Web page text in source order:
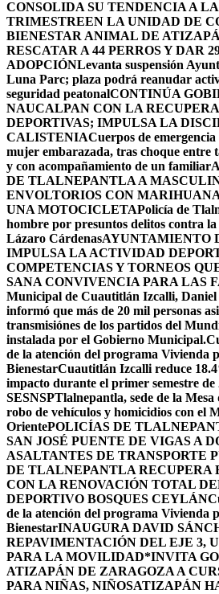
CONSOLIDA SU TENDENCIA A
TRIMESTREEN LA UNIDAD DE
BIENESTAR ANIMAL DE
RESCATAR A 44 PERROS Y DAR
ADOPCIÓNLevanta suspensión
Luna Parc; plaza podrá reanudar
seguridad peatonalCONTINÚA
NAUCALPAN CON LA
DEPORTIVAS; IMPULSA LA
CALISTENIACuerpos de
mujer embarazada, tras choque entre
y con acompañamiento de un familiar
DE TLALNEPANTLA A
ENVOLTORIOS CON
UNA MOTOCICLETAPolicía de
hombre por presuntos delitos contra la
Lázaro CárdenasAYUNTAMIENTO
IMPULSA LA ACTIVIDAD
COMPETENCIAS Y TORNEOS
SANA CONVIVENCIA PARA LAS
Municipal de Cuautitlán Izcalli, Daniel
informó que más de 20 mil personas
transmisiónes de los partidos del
instalada por el Gobierno Municipal.
de la atención del programa Vivienda
BienestarCuautitlán Izcalli reduce
impacto durante el primer semestre de
SESNSPTlalnepantla, sede de la
robo de vehículos y homicidios con el
OrientePOLICÍAS DE
SAN JOSÉ PUENTE DE VIGAS A
ASALTANTES DE TRANSPORTE
DE TLALNEPANTLA RECUPERA
CON LA RENOVACIÓN TOTAL
DEPORTIVO BOSQUES CEYLÁN
de la atención del programa Vivienda
BienestarINAUGURA DAVID
REPAVIMENTACIÓN DEL EJE 3,
PARA LA MOVILIDAD*INVITA
ATIZAPÁN DE ZARAGOZA A
PARA NIÑAS, NIÑOSATIZAPÁN